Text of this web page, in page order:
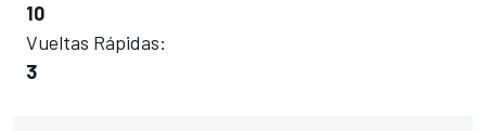
10
Vueltas Rápidas:
3